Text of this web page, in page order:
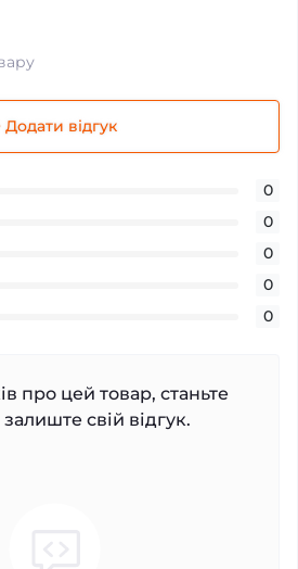
Додати відгук
0
0
0
0
0
про цей товар, станьте
свій відгук.